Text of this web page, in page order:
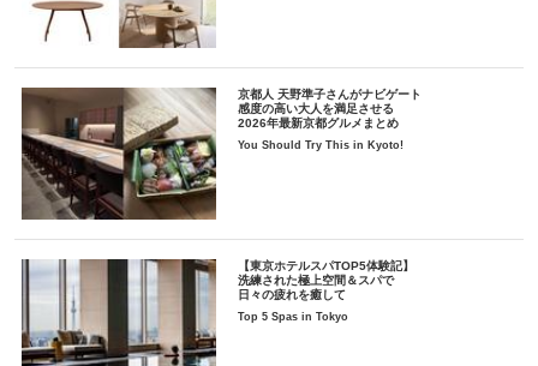
京都人 天野準子さんがナビゲート
感度の高い大人を満足させる
2026年最新京都グルメまとめ
You Should Try This in Kyoto!
【東京ホテルスパTOP5体験記】
洗練された極上空間＆スパで
日々の疲れを癒して
Top 5 Spas in Tokyo